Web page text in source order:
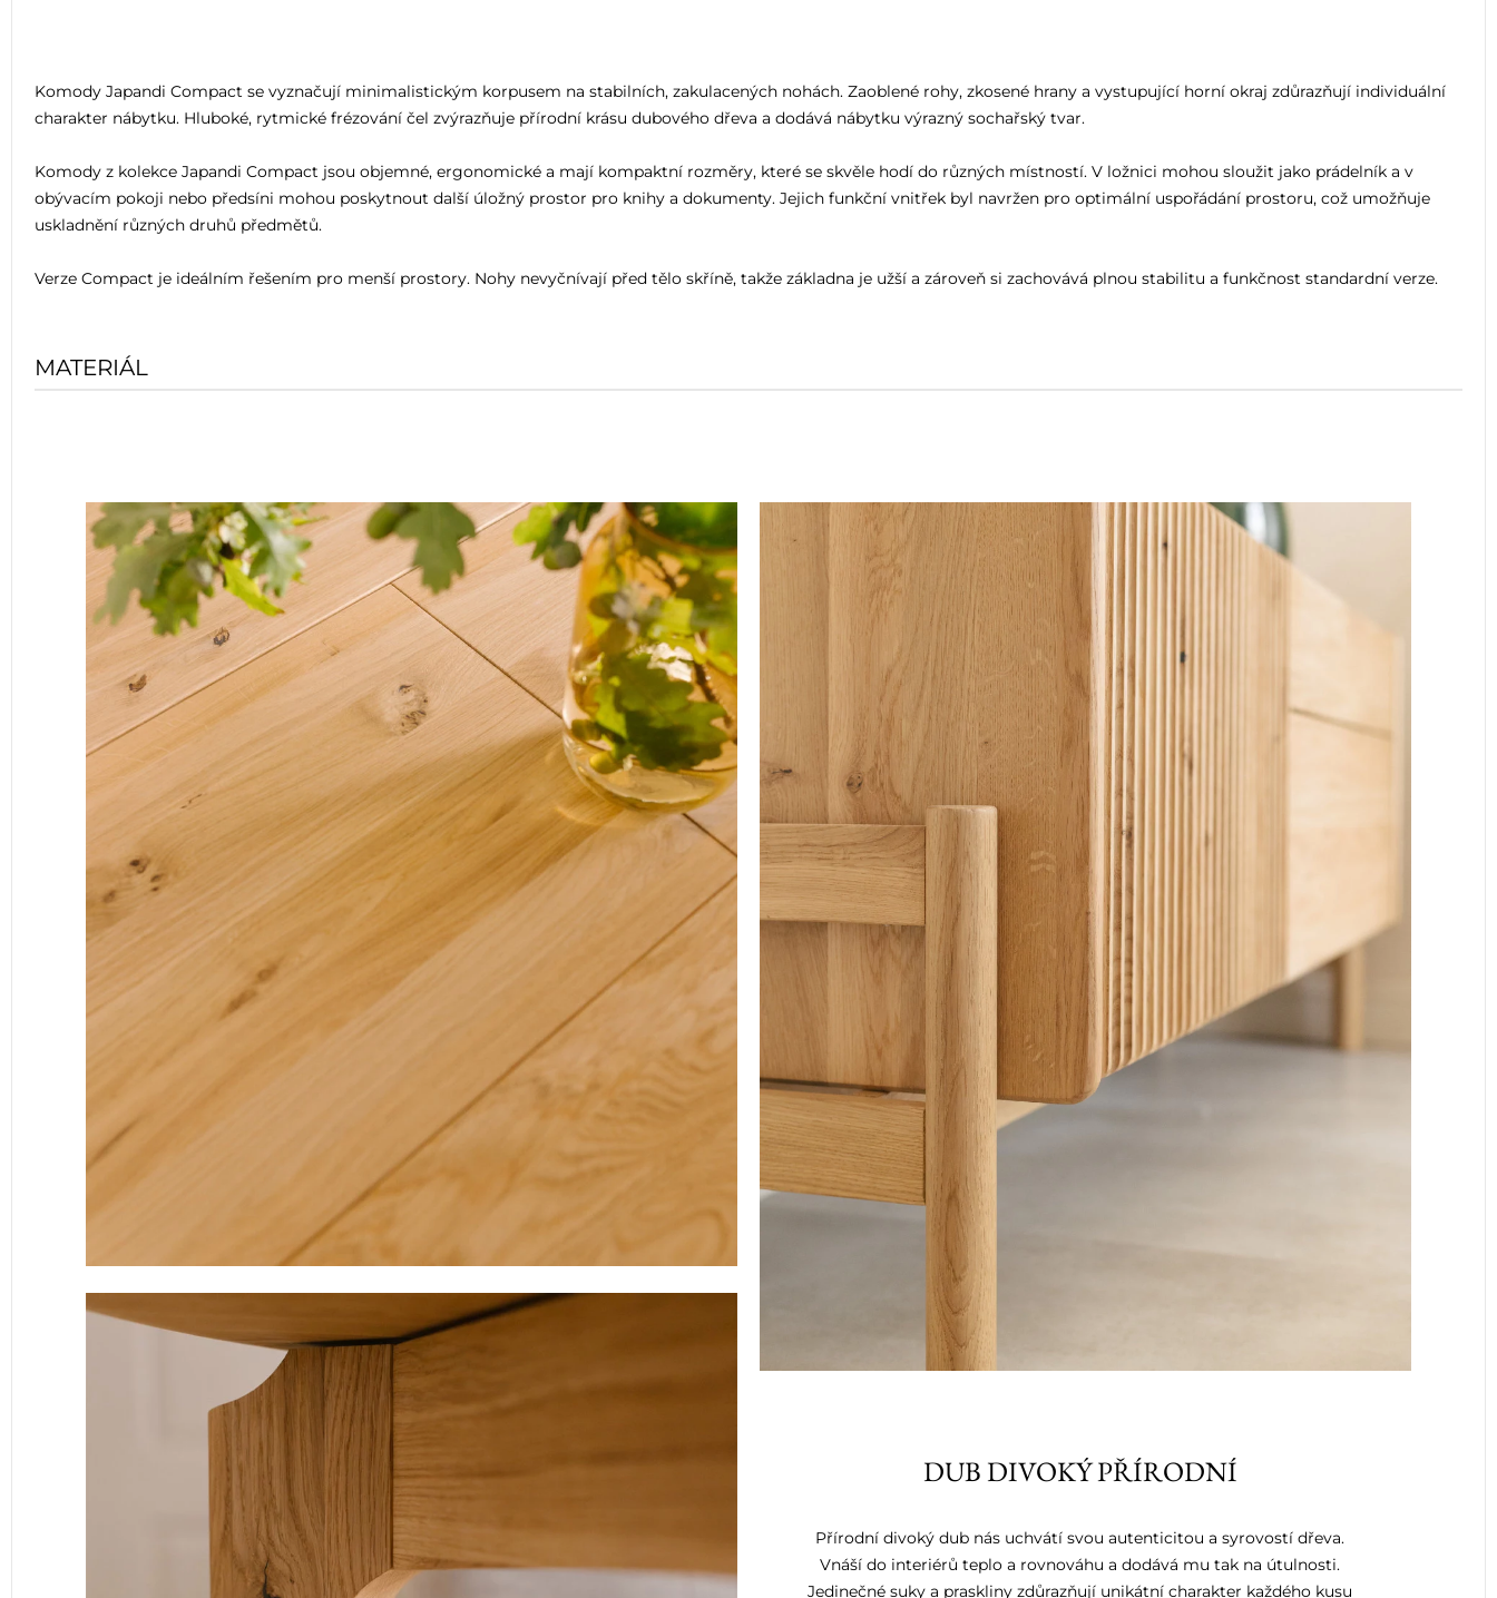
Komody Japandi Compact se vyznačují minimalistickým korpusem na stabilních, zakulacených nohách. Zaoblené rohy, zkosené hrany a vystupující horní okraj zdůrazňují individuální
charakter nábytku. Hluboké, rytmické frézování čel zvýrazňuje přírodní krásu dubového dřeva a dodává nábytku výrazný sochařský tvar.
Komody z kolekce Japandi Compact jsou objemné, ergonomické a mají kompaktní rozměry, které se skvěle hodí do různých místností. V ložnici mohou sloužit jako prádelník a v
obývacím pokoji nebo předsíni mohou poskytnout další úložný prostor pro knihy a dokumenty. Jejich funkční vnitřek byl navržen pro optimální uspořádání prostoru, což umožňuje
uskladnění různých druhů předmětů.
Verze Compact je ideálním řešením pro menší prostory. Nohy nevyčnívají před tělo skříně, takže základna je užší a zároveň si zachovává plnou stabilitu a funkčnost standardní verze.
MATERIÁL
DUB DIVOKÝ PŘÍRODNÍ
Přírodní divoký dub nás uchvátí svou autenticitou a syrovostí dřeva.
Vnáší do interiérů teplo a rovnováhu a dodává mu tak na útulnosti.
Jedinečné suky a praskliny zdůrazňují unikátní charakter každého kusu